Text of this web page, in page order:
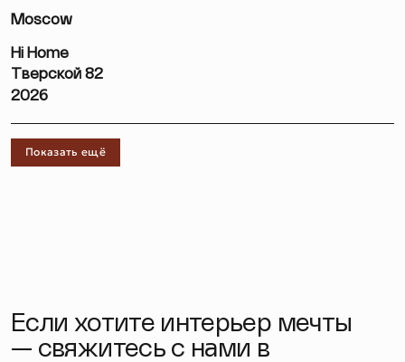
Moscow
Hi Home
Тверской 82
2026
Показать ещё
Если хотите интерьер мечты
— свяжитесь с нами в